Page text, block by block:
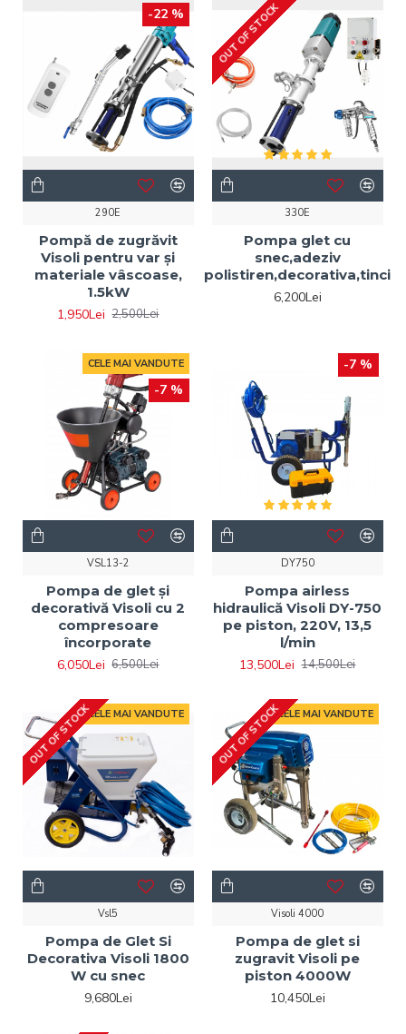
-22 %
290E
Pompă de zugrăvit
Visoli pentru var și
materiale vâscoase,
1.5kW
1,950Lei 2,500Lei
OUT OF STOCK
330E
Pompa glet cu
snec,adeziv
polistiren,decorativa,tinci
6,200Lei
CELE MAI VANDUTE
-7 %
VSL13-2
Pompa de glet și
decorativă Visoli cu 2
compresoare
încorporate
6,050Lei 6,500Lei
-7 %
DY750
Pompa airless
hidraulică Visoli DY-750
pe piston, 220V, 13,5
l/min
13,500Lei 14,500Lei
CELE MAI VANDUTE
OUT OF STOCK
Vsl5
Pompa de Glet Si
Decorativa Visoli 1800
W cu snec
9,680Lei
CELE MAI VANDUTE
OUT OF STOCK
Visoli 4000
Pompa de glet si
zugravit Visoli pe
piston 4000W
10,450Lei